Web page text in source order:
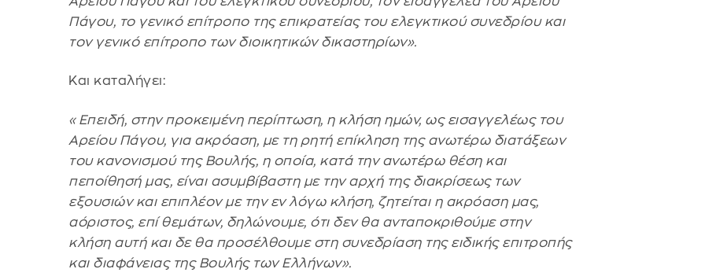
Πάγου, το γενικό επίτροπο της επικρατείας του ελεγκτικού συνεδρίου και
τον γενικό επίτροπο των διοικητικών δικαστηρίων».
Και καταλήγει:
«Επειδή, στην προκειμένη περίπτωση, η κλήση ημών, ως εισαγγελέως του
Αρείου Πάγου, για ακρόαση, με τη ρητή επίκληση της ανωτέρω διατάξεων
του κανονισμού της Βουλής, η οποία, κατά την ανωτέρω θέση και
πεποίθησή μας, είναι ασυμβίβαστη με την αρχή της διακρίσεως των
εξουσιών και επιπλέον με την εν λόγω κλήση, ζητείται η ακρόαση μας,
αόριστος, επί θεμάτων, δηλώνουμε, ότι δεν θα ανταποκριθούμε στην
κλήση αυτή και δε θα προσέλθουμε στη συνεδρίαση της ειδικής επιτροπής
και διαφάνειας της Βουλής των Ελλήνων».